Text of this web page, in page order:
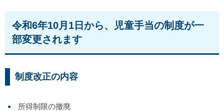
令和6年10月1日から、児童手当の制度が一
部変更されます
制度改正の内容
所得制限の撤廃